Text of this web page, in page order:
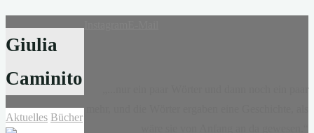
Giulia
Caminito
Aktuelles Bücher